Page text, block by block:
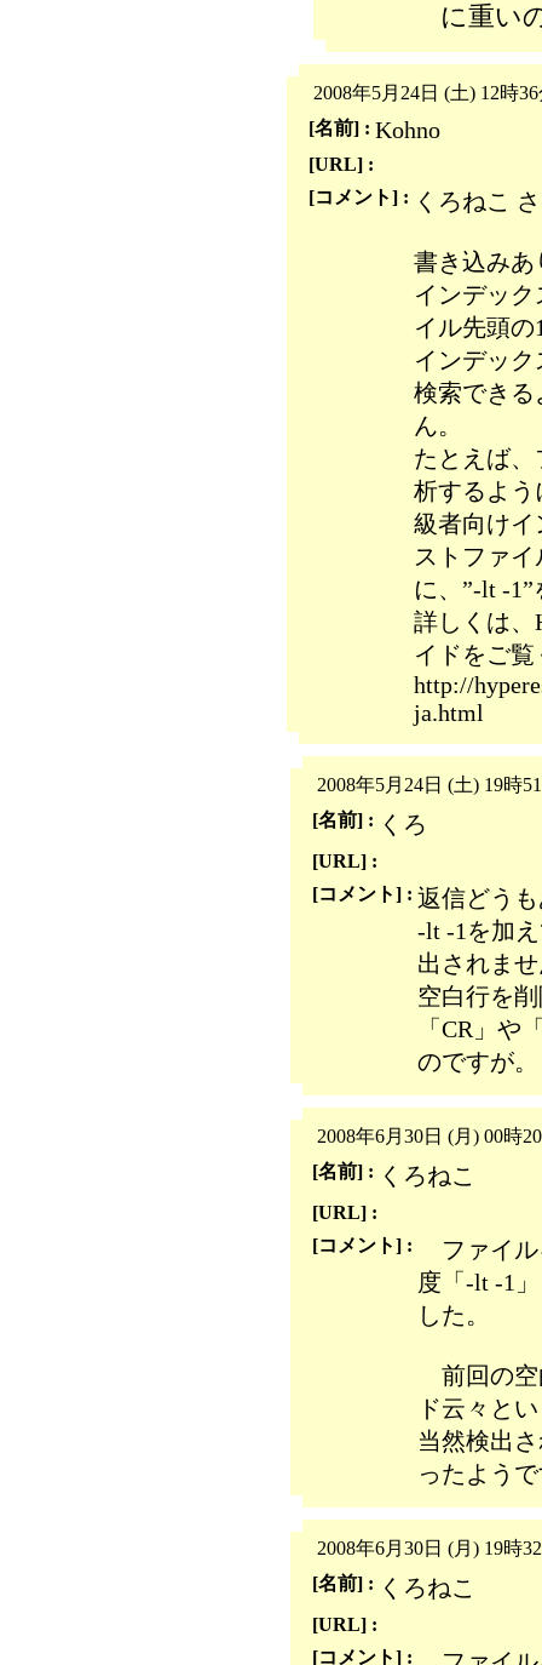
に重い
2008年5月24日 (土) 12時
[名前] : Kohno
[URL] :
[コメント] : くろねこ
書き込みあ
インデッ
イル先頭
インデッ
検索できる
ん。
たとえば
析するよ
級者向けイ
ストファ
に、”-lt -
詳しくは、
イドをご
http://
ja.html
2008年5月24日 (土) 19時
[名前] : くろ
[URL] :
[コメント] : 返信どう
-lt -1を加
出されま
空白行を
「CR」や
のですが。
2008年6月30日 (月) 00時
[名前] : くろねこ
[URL] :
[コメント] :
ファイル
度「-lt -1
した。
前回の空
ド云々と
当然検出
ったよう
2008年6月30日 (月) 19時
[名前] : くろねこ
[URL] :
[コメント] :